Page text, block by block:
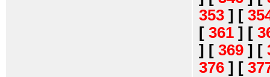
353 ] [
[ 361 ] [
] [ 369 ] [
376 ] [